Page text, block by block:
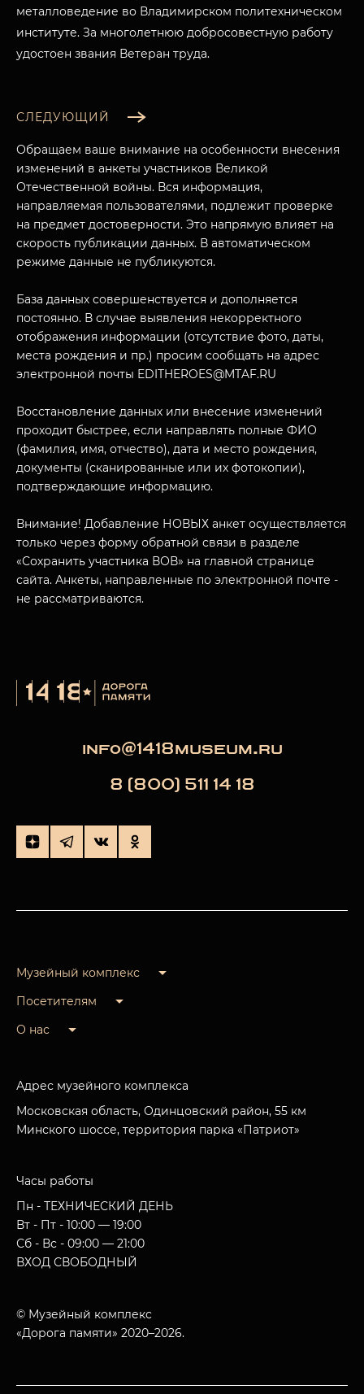
МУЗЕЙНЫЙ КОМПЛЕКС
металловедение во Владимирском политехническом
институте. За многолетнюю добросовестную работу
удостоен звания Ветеран труда.
СЛЕДУЮЩИЙ
Обращаем ваше внимание на особенности внесения
изменений в анкеты участников Великой
Отечественной войны. Вся информация,
направляемая пользователями, подлежит проверке
на предмет достоверности. Это напрямую влияет на
скорость публикации данных. В автоматическом
режиме данные не публикуются.
База данных совершенствуется и дополняется
постоянно. В случае выявления некорректного
отображения информации (отсутствие фото, даты,
места рождения и пр.) просим сообщать на адрес
электронной почты EDITHEROES@MTAF.RU
Восстановление данных или внесение изменений
проходит быстрее, если направлять полные ФИО
(фамилия, имя, отчество), дата и место рождения,
документы (сканированные или их фотокопии),
подтверждающие информацию.
Внимание! Добавление НОВЫХ анкет осуществляется
только через форму обратной связи в разделе
«Сохранить участника ВОВ» на главной странице
сайта. Анкеты, направленные по электронной почте -
не рассматриваются.
info@1418museum.ru
8 (800) 511 14 18
Музейный комплекс
Посетителям
О нас
Адрес музейного комплекса
Московская область, Одинцовский район, 55 км
Минского шоссе, территория парка «Патриот»
Часы работы
Пн - ТЕХНИЧЕСКИЙ ДЕНЬ
Вт - Пт - 10:00 — 19:00
Сб - Вс - 09:00 — 21:00
ВХОД СВОБОДНЫЙ
© Музейный комплекс
«Дорога памяти» 2020–2026.